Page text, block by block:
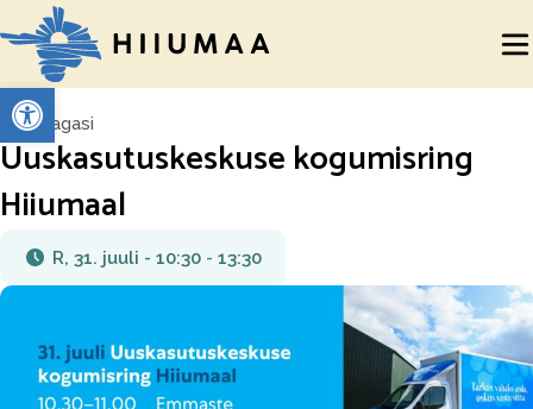
Open toolbar
Tagasi
Uuskasutuskeskuse kogumisring
Hiiumaal
R, 31. juuli - 10:30 - 13:30